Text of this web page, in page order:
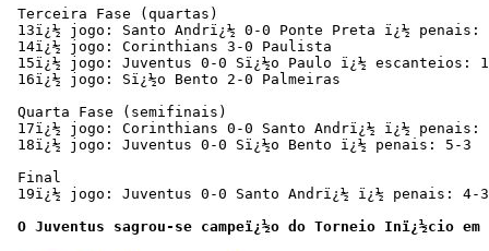
Terceira Fase (quartas)
13ï¿½ jogo: Santo Andrï¿½ 0-0 Ponte Preta ï¿½ penais:
14ï¿½ jogo: Corinthians 3-0 Paulista
15ï¿½ jogo: Juventus 0-0 Sï¿½o Paulo ï¿½ escanteios:
16ï¿½ jogo: Sï¿½o Bento 2-0 Palmeiras
Quarta Fase (semifinais)
17ï¿½ jogo: Corinthians 0-0 Santo Andrï¿½ ï¿½ penais:
18ï¿½ jogo: Juventus 0-0 Sï¿½o Bento ï¿½ penais: 5-3
Final
19ï¿½ jogo: Juventus 0-0 Santo Andrï¿½ ï¿½ penais: 4-3
O Juventus sagrou-se campeï¿½o do Torneio Inï¿½cio em